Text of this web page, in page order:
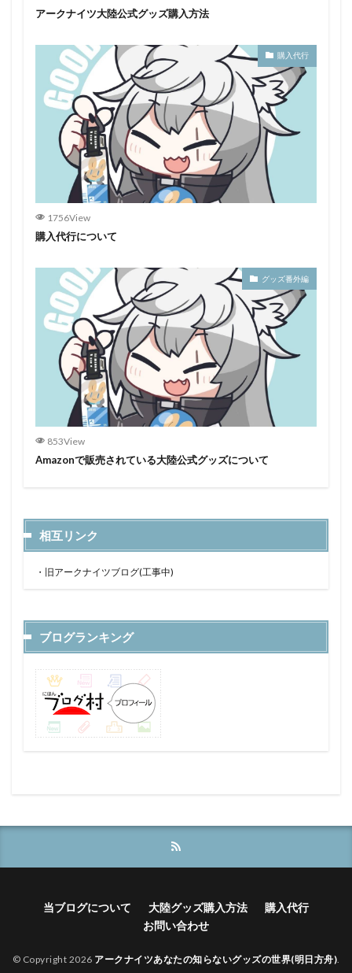
アークナイツ大陸公式グッズ購入方法
購入代行
1756View
購入代行について
グッズ番外編
853View
Amazonで販売されている大陸公式グッズについて
相互リンク
・ 旧アークナイツブログ(工事中)
ブログランキング
当ブログについて 大陸グッズ購入方法
購入代行
お問い合わせ
© Copyright 2026 アークナイツあなたの知らないグッズの世界(明日方舟)